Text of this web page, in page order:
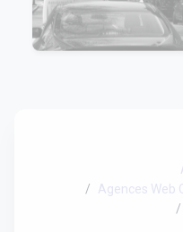
Agences Web